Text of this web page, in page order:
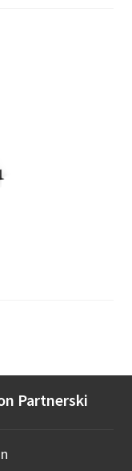
Partnerski